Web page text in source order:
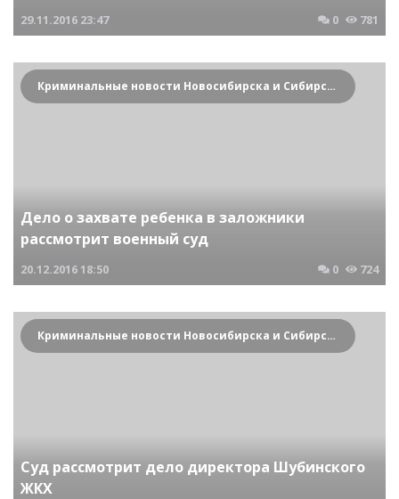
29.11.2016 23:47 0 781
Криминальные новости Новосибирска и Сибирского региона
Дело о захвате ребенка в заложники
рассмотрит военный суд
20.12.201618:50 0 724
Криминальные новости Новосибирска и Сибирского региона
Суд рассмотрит дело директора Шубинского
ЖКХ